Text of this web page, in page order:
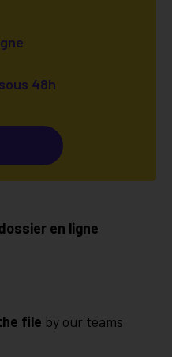
48h
en ligne
file by our teams